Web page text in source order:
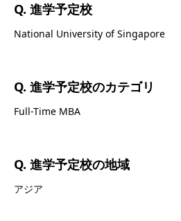
Q. 進学予定校
National University of Singapore
Q. 進学予定校のカテゴリ
Full-Time MBA
Q. 進学予定校の地域
アジア